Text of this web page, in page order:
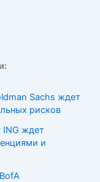
Sachs ждет
рисков
ING ждет
и